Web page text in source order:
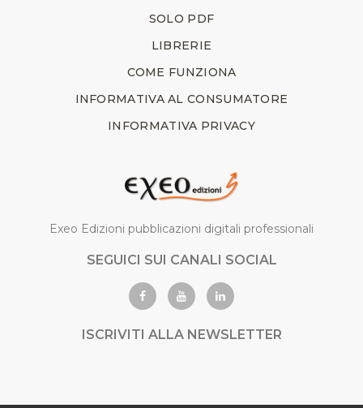
SOLO PDF
LIBRERIE
COME FUNZIONA
INFORMATIVA AL CONSUMATORE
INFORMATIVA PRIVACY
Exeo Edizioni pubblicazioni digitali professionali
SEGUICI SUI CANALI SOCIAL
ISCRIVITI ALLA NEWSLETTER